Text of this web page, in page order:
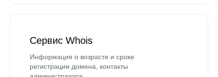
Сервис Whois
Информация о возрасте и сроке
регистрации домена, контакты